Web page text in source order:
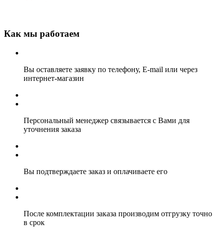
Как мы работаем
Вы оставляете заявку по телефону, E-mail или через
интернет-магазин
Персональный менеджер связывается с Вами для
уточнения заказа
Вы подтверждаете заказ и оплачиваете его
После комплектации заказа производим отгрузку точно
в срок